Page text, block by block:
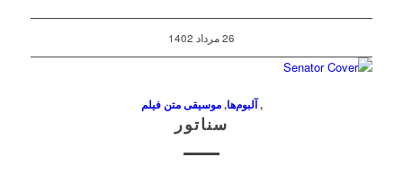
26 مرداد 1402
,آلبوم‌ها,موسیقی متن فیلم
سناتور